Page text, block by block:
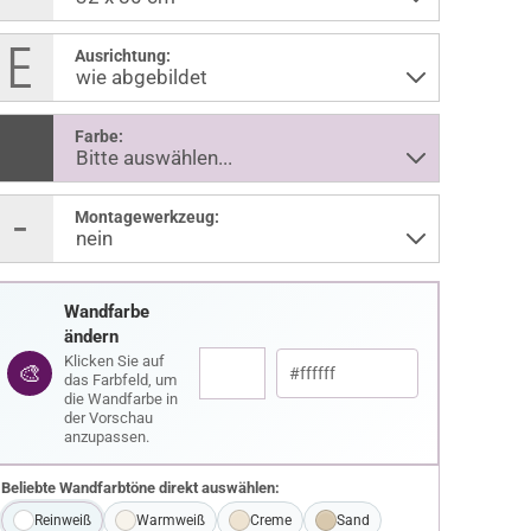
Ausrichtung:
Farbe:
Montagewerkzeug:
🎨
Wandfarbe
ändern
Klicken Sie auf
das Farbfeld, um
die Wandfarbe in
der Vorschau
anzupassen.
Beliebte Wandfarbtöne direkt auswählen:
Reinweiß Warmweiß Creme Sand